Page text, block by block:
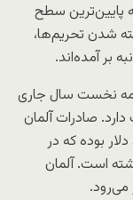
پایین‌ترین سطح
شدن تحریم‌ها،
بر آمده‌اند.
نخست سال جاری
دارد. صادرات آلمان
میلیارد و ۱۲۲ میلیون دلار بوده که در
افزایش داشته است. آلمان
می‌رود.